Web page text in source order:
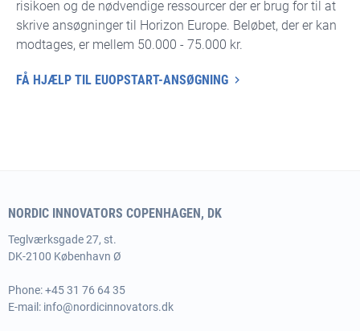
risikoen og de nødvendige ressourcer der er brug for til at
skrive ansøgninger til Horizon Europe. Beløbet, der er kan
modtages, er mellem 50.000 - 75.000 kr.
FÅ HJÆLP TIL EUOPSTART-ANSØGNING
NORDIC INNOVATORS COPENHAGEN, DK
Teglværksgade 27, st.
DK-2100 København Ø
Phone:+45 31 76 64 35
E-mail: info@nordicinnovators.dk